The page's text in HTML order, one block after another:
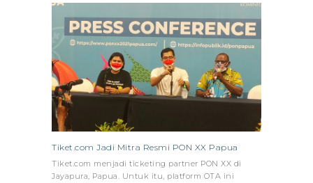
Tiket.com Jadi Mitra Resmi PON XX Papua
Tiket.com menjadi ticketing partner PON XX di
Jayapura, Papua. Untuk itu, platform OTA ini